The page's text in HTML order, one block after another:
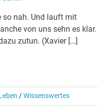
so nah. Und lauft mit
von uns sehn es klar.
zutun. (Xavier […]
/Wissenswertes